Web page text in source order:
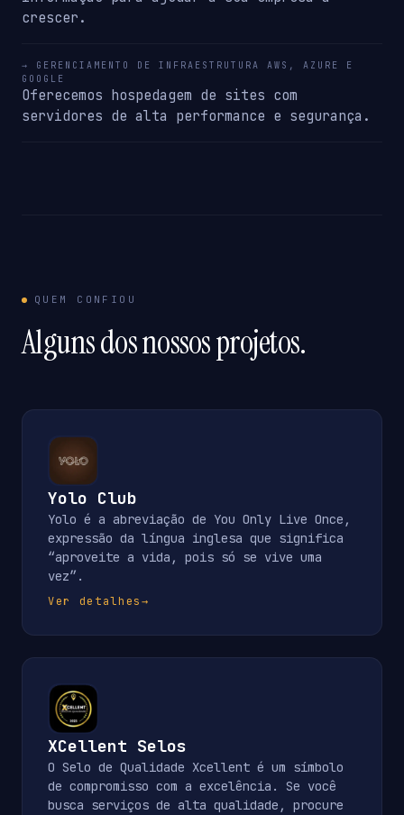
crescer.
→ GERENCIAMENTO DE INFRAESTRUTURA AWS, AZURE E
GOOGLE
Oferecemos hospedagem de sites com
servidores de alta performance e segurança.
QUEM CONFIOU
Alguns dos nossos projetos.
Yolo Club
Yolo é a abreviação de You Only Live Once,
expressão da língua inglesa que significa
“aproveite a vida, pois só se vive uma
vez”.
Ver detalhes→
XCellent Selos
O Selo de Qualidade Xcellent é um símbolo
de compromisso com a excelência. Se você
busca serviços de alta qualidade, procure